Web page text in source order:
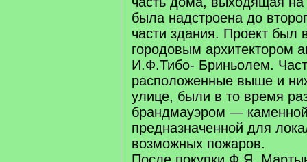
была надстроена до
части здания. Проект был
городовым архитектором
И.Ф.Тибо- Бриньолем.
расположенные выше и
улице, были в то время
брандмауэром —
предназначенной для
возможных пожаров.